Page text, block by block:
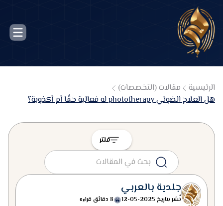
الرئيسية
مقالات (التخصصات)
هل العلاج الضوئي phototherapy له فعالية حقًا أم أكذوبة؟
فلتر
جلدية بالعربي
نٌشر بتاريخ 2025-05-12 8 دقائق قراءه